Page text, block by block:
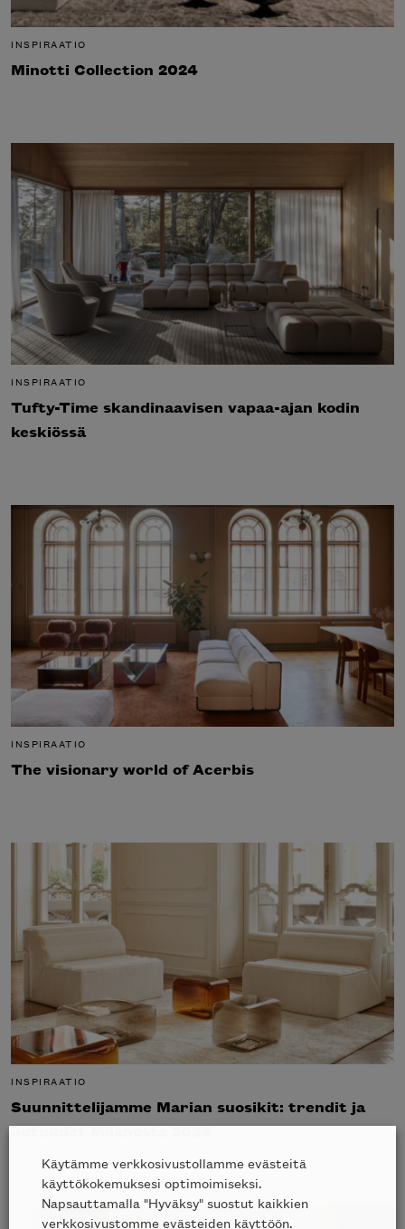
INSPIRAATIO
Minotti Collection 2024
INSPIRAATIO
Tufty-Time skandinaavisen vapaa-ajan kodin
keskiössä
INSPIRAATIO
The visionary world of Acerbis
INSPIRAATIO
Suunnittelijamme Marian suosikit: trendit ja
uutuudet Milanosta 2024
Käytämme verkkosivustollamme evästeitä
käyttökokemuksesi optimoimiseksi.
Napsauttamalla "Hyväksy" suostut kaikkien
verkkosivustomme evästeiden käyttöön.